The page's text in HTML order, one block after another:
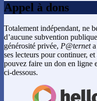
Appel à dons
Totalement indépendant, ne
d’aucune subvention
générosité privée, P@terneta
ses lecteurs pour continuer,
pouvez faire un don en ligne
ci-dessous.